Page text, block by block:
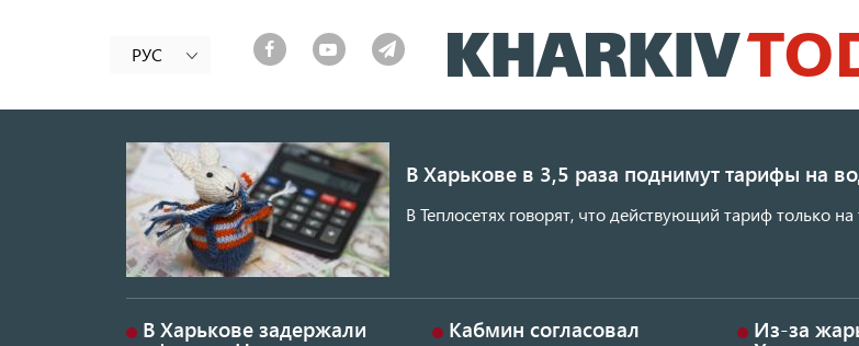
к
основному
РУС
В Харькове в 3,5 раза поднимут тарифы на
В Теплосетях говорят, что действующий тариф только
В Харькове задержали Кабмин согласовал Из-за